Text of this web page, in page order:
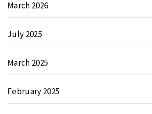
March 2026
July 2025
March 2025
February 2025